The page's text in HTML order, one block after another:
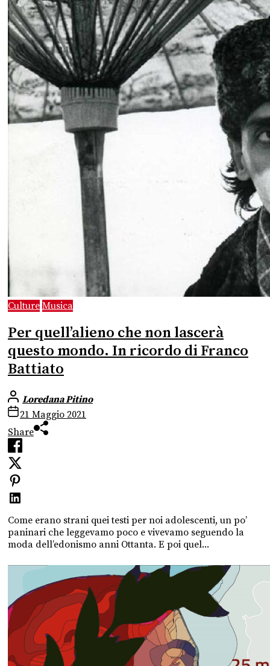
Culture Musica
Per quell’alieno che non lascerà
questo mondo. In ricordo di Franco
Battiato
Loredana Pitino
21 Maggio 2021
Share
Come erano strani quei testi per noi adolescenti, un po’
paninari che leggevamo poco e vivevamo seguendo la
moda dell’edonismo anni Ottanta. E poi quel...